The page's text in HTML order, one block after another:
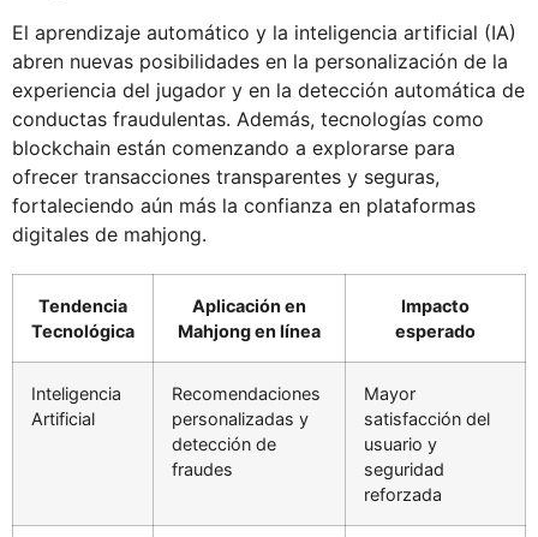
El aprendizaje automático y la inteligencia artificial (IA)
abren nuevas posibilidades en la personalización de la
experiencia del jugador y en la detección automática de
conductas fraudulentas. Además, tecnologías como
blockchain están comenzando a explorarse para
ofrecer transacciones transparentes y seguras,
fortaleciendo aún más la confianza en plataformas
digitales de mahjong.
Tendencia
Tecnológica
Aplicación en
Mahjong en línea
Impacto
esperado
Inteligencia
Artificial
Recomendaciones
personalizadas y
detección de
fraudes
Mayor
satisfacción del
usuario y
seguridad
reforzada